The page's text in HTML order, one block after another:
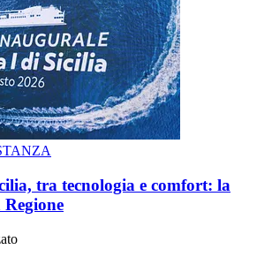
tra tecnologia e comfort: la
Regione